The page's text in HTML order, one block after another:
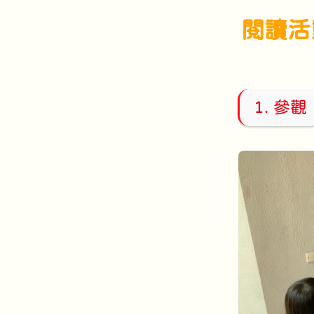
閱讀
1. 參觀